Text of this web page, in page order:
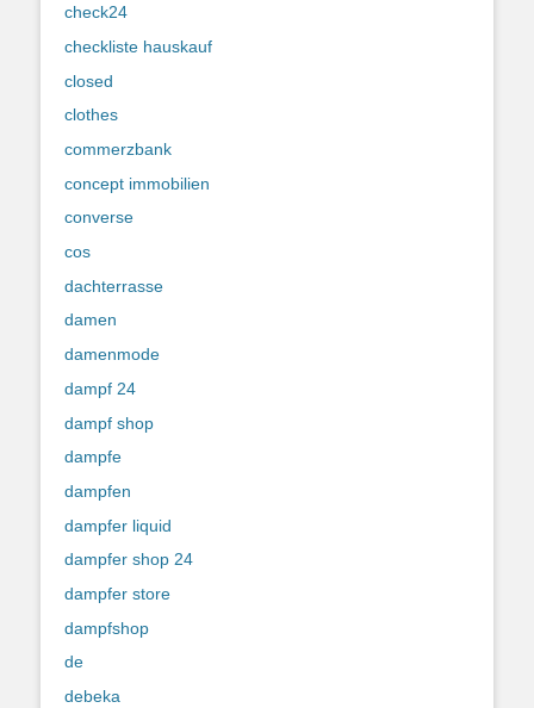
check24
checkliste hauskauf
closed
clothes
commerzbank
concept immobilien
converse
cos
dachterrasse
damen
damenmode
dampf 24
dampf shop
dampfe
dampfen
dampfer liquid
dampfer shop 24
dampfer store
dampfshop
de
debeka